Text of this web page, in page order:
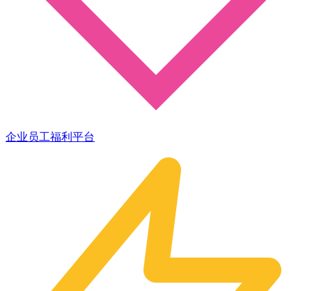
企业员工福利平台